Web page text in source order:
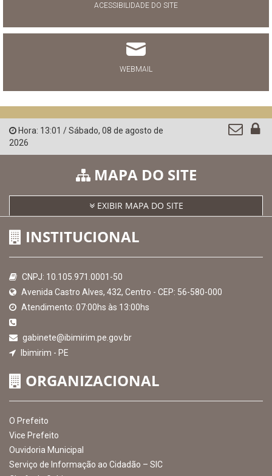
ACESSIBILIDADE DO SITE
WEBMAIL
Hora: 13:01 /Sábado, 08 de agosto de
2026
MAPA DO SITE
EXIBIR MAPA DO SITE
INSTITUCIONAL
CNPJ: 10.105.971.0001-50
Avenida Castro Alves, 432, Centro - CEP: 56-580-000
Atendimento: 07:00hs às 13:00hs
gabinete@ibimirim.pe.gov.br
Ibimirim - PE
ORGANIZACIONAL
O Prefeito
Vice Prefeito
Ouvidoria Municipal
Serviço de Informação ao Cidadão – SIC